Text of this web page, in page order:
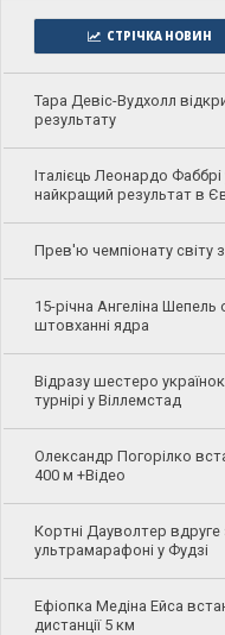
СТРІЧКА НОВИН
Тара Девіс-Вудхолл
результату
Італієць Леонардо
найкращий результат в
Прев'ю чемпіонату світу
15-річна Ангеліна
штовханні ядра
Відразу шестеро
турнірі у Віллемстад
Олександр Погорілко
400 м +Відео
Кортні Дауволтер вдруге
ультрамарафоні у Фудзі
Ефіопка Медіна Ейса
дистанції 5 км